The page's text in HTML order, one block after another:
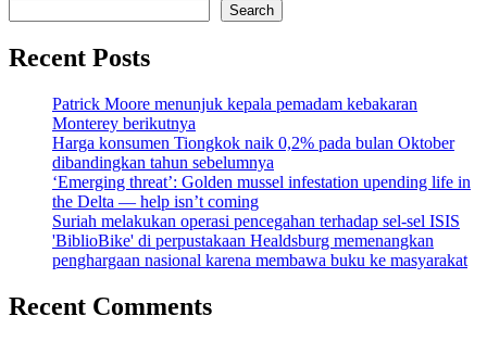
Search
Recent Posts
Patrick Moore menunjuk kepala pemadam kebakaran
Monterey berikutnya
Harga konsumen Tiongkok naik 0,2% pada bulan Oktober
dibandingkan tahun sebelumnya
‘Emerging threat’: Golden mussel infestation upending life in
the Delta — help isn’t coming
Suriah melakukan operasi pencegahan terhadap sel-sel ISIS
'BiblioBike' di perpustakaan Healdsburg memenangkan
penghargaan nasional karena membawa buku ke masyarakat
Recent Comments